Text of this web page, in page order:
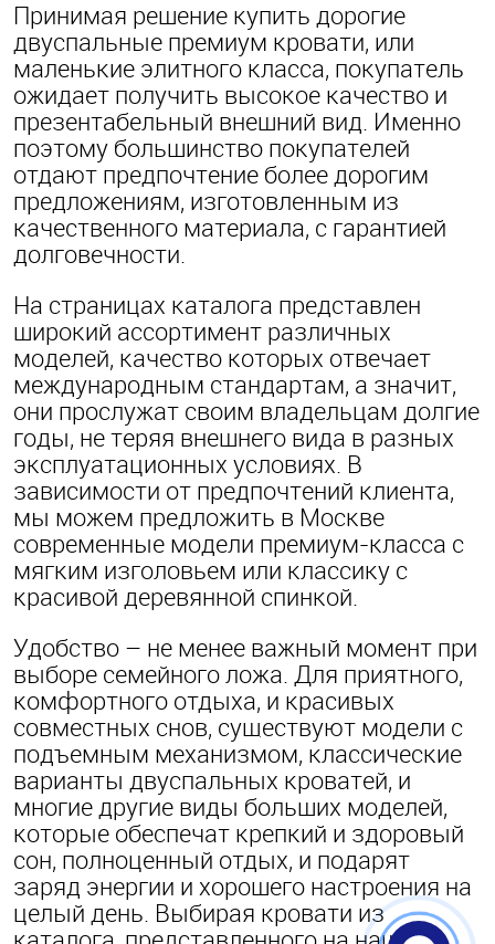
Принимая решение купить дорогие
двуспальные премиум кровати, или
маленькие элитного класса, покупатель
ожидает получить высокое качество и
презентабельный внешний вид. Именно
поэтому большинство покупателей
отдают предпочтение более дорогим
предложениям, изготовленным из
качественного материала, с гарантией
долговечности.
На страницах каталога представлен
широкий ассортимент различных
моделей, качество которых отвечает
международным стандартам, а значит,
они прослужат своим владельцам долгие
годы, не теряя внешнего вида в разных
эксплуатационных условиях. В
зависимости от предпочтений клиента,
мы можем предложить в Москве
современные модели премиум-класса с
мягким изголовьем или классику с
красивой деревянной спинкой.
Удобство – не менее важный момент при
выборе семейного ложа. Для приятного,
комфортного отдыха, и красивых
совместных снов, существуют модели с
подъемным механизмом, классические
варианты двуспальных кроватей, и
многие другие виды больших моделей,
которые обеспечат крепкий и здоровый
сон, полноценный отдых, и подарят
заряд энергии и хорошего настроения на
целый день. Выбирая кровати из